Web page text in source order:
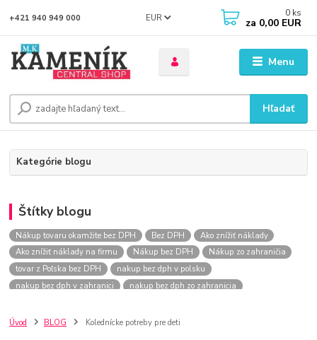
Menu
EUR
Hľadať
+421 940 949 000 0 ks
za 0,00 EUR
Kategórie blogu
Štítky blogu
Nákup tovaru okamžite bez DPH Bez DPH
Ako znížiť náklady
Ako znížiť náklady na firmu
Nákup bez DPH
Nákup zo zahraničia
tovar z Poľska bez DPH
nakup bez dph v polsku
nakup bez dph v zahranici
nakup bez dph zo zahranicia
szco nakup bez dph
Smart hodinky pre deti
Úvod BLOG Kolednícke potreby pre deti